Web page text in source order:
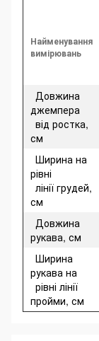
Найменування
вимірювань
Довжина
джемпера
від ростка,
см
Ширина на
рівні
лінії грудей,
см
Довжина
рукава, см
Ширина
рукава на
рівні лінії
пройми, см